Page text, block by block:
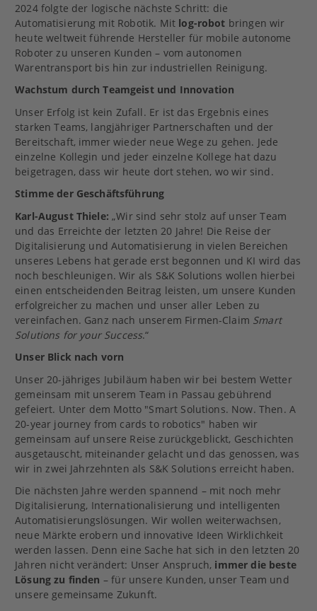
2024 folgte der logische nächste Schritt: die
Automatisierung mit Robotik. Mit log-robot bringen wir
heute weltweit führende Hersteller für mobile autonome
Roboter zu unseren Kunden – vom autonomen
Warentransport bis hin zur industriellen Reinigung.
Wachstum durch Teamgeist und Innovation
Unser Erfolg ist kein Zufall. Er ist das Ergebnis eines
starken Teams, langjähriger Partnerschaften und der
Bereitschaft, immer wieder neue Wege zu gehen. Jede
einzelne Kollegin und jeder einzelne Kollege hat dazu
beigetragen, dass wir heute dort stehen, wo wir sind.
Stimme der Geschäftsführung
Karl-August Thiele: „Wir sind sehr stolz auf unser Team
und das Erreichte der letzten 20 Jahre! Die Reise der
Digitalisierung und Automatisierung in vielen Bereichen
unseres Lebens hat gerade erst begonnen und KI wird das
noch beschleunigen. Wir als S&K Solutions wollen hierbei
einen entscheidenden Beitrag leisten, um unsere Kunden
erfolgreicher zu machen und unser aller Leben zu
vereinfachen. Ganz nach unserem Firmen-Claim Smart
Solutions for your Success.“
Unser Blick nach vorn
Unser 20-jähriges Jubiläum haben wir bei bestem Wetter
gemeinsam mit unserem Team in Passau gebührend
gefeiert. Unter dem Motto "Smart Solutions. Now. Then. A
20-year journey from cards to robotics" haben wir
gemeinsam auf unsere Reise zurückgeblickt, Geschichten
ausgetauscht, miteinander gelacht und das genossen, was
wir in zwei Jahrzehnten als S&K Solutions erreicht haben.
Die nächsten Jahre werden spannend – mit noch mehr
Digitalisierung, Internationalisierung und intelligenten
Automatisierungslösungen. Wir wollen weiterwachsen,
neue Märkte erobern und innovative Ideen Wirklichkeit
werden lassen. Denn eine Sache hat sich in den letzten 20
Jahren nicht verändert: Unser Anspruch, immer die beste
Lösung zu finden – für unsere Kunden, unser Team und
unsere gemeinsame Zukunft.